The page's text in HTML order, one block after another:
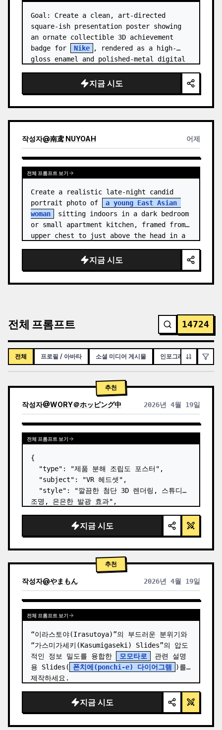
Goal: Create a clean, art-directed
square-ish presentation poster showing
an ornate collectible 3D achievement
badge for
Nike
, rendered as a high-
gloss enamel and polished-metal digital
Canvas: Wide 16:9 white stu…
지금 시도
작성자@南鸢 NUYOAH 어제
전체 프롬프트 보기
Create a realistic late-night candid
portrait photo of
a young East Asian
woman
sitting indoors in a dark bedroom
or small apartment kitchen, framed from
upper chest to just above the head in a
지금 시도
전체 프롬프트 14724
전체 프로필 / 아바타 소셜 미디어 게시물 인포그래픽 / 교육용 시
추천
작성자@WORY＠ホッピング中 2026년 4월 19일
전체 프롬프트 보기
{
  "type": "제품 분해 조립도 포스터",
  "subject": "VR 헤드셋",
  "style": "깔끔한 첨단 3D 렌더링, 스튜디오
조명, 은은한 발광 효과",
",
  "header": {
name\" default=\"…
지금 시도
추천
작성자@やまもん 2026년 4월 19일
다른 모델 결과 보기
전체 프롬프트 보기
“이라스토야(Irasutoya)”의 부드러운 분위기와
“가스미가세키(Kasumigaseki) Slides”의 압도
적인 정보 밀도를 융합한
모모타로
관련 설명
용 Slides(
폰치에(ponchi-e) 다이어그램
)를
제작하세요.
지금 시도